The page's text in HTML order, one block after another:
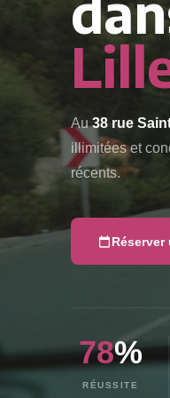
Au38 rue
illimitées et
récents.
Réserver
78%
RÉUSSITE